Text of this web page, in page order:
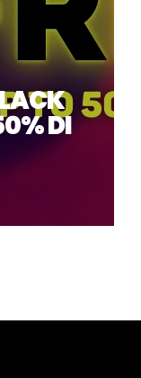
DI